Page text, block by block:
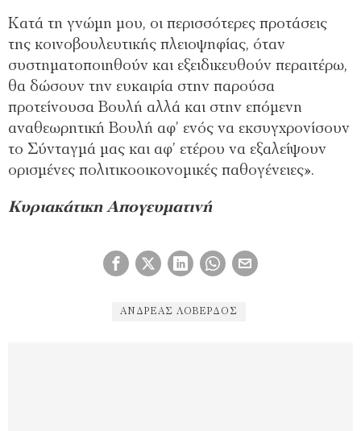
Κατά τη γνώµη µου, οι περισσότερες προτάσεις
της κοινοβουλευτικής πλειοψηφίας, όταν
συστηµατοποιηθούν και εξειδικευθούν περαιτέρω,
θα δώσουν την ευκαιρία στην παρούσα
προτείνουσα Βουλή αλλά και στην επόµενη
αναθεωρητική Βουλή αφ’ ενός να εκσυγχρονίσουν
το Σύνταγµά µας και αφ’ ετέρου να εξαλείψουν
ορισµένες πολιτικοοικονοµικές παθογένειες».
Κυριακάτικη Απογευματινή
ΑΝΔΡΕΑΣ ΛΟΒΈΡΔΟΣ